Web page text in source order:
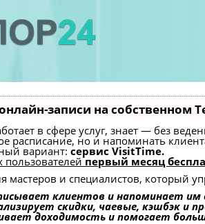
записи на собственном
в сфере услуг, знает — без
расписание, но и напоминать
вариант: сервис VisitTime.
пользователейпервый месяц
мастеров и специалистов, который
клиентов и напоминает им
скидки, чаевые, кэшбэк и
доходимость и помогает